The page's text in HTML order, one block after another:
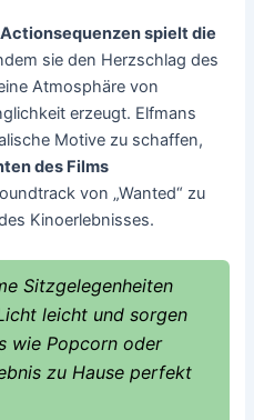
Actionsequenzen spielt die
sie den Herzschlag des
Atmosphäre von
erzeugt. Elfmans
Motive zu schaffen,
des Films
von „Wanted“ zu
Kinoerlebnisses.
Sitzgelegenheiten
leicht und sorgen
wie Popcorn oder
zu Hause perfekt